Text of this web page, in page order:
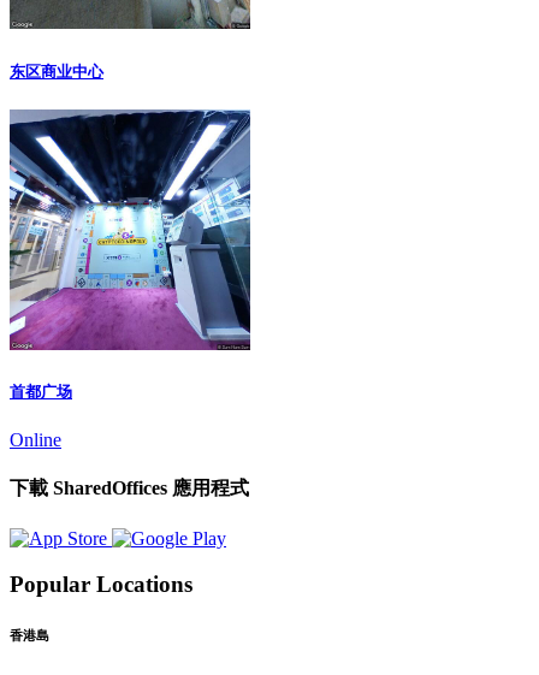
东区商业中心
首都广场
Online
下載 SharedOffices 應用程式
Popular Locations
香港島